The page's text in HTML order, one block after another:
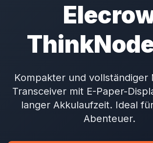
Kompakter und vollständiger
Transceiver mit E-Paper-
langer Akkulaufzeit. Ideal
Abenteuer.